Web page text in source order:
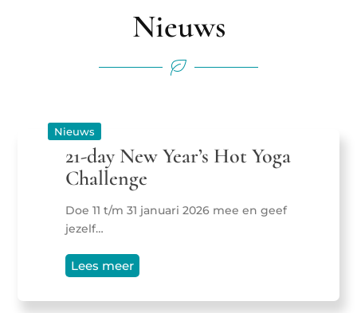
Nieuws
Nieuws
21-day New Year’s Hot Yoga
Challenge
Doe 11 t/m 31 januari 2026 mee en geef
jezelf…
Lees meer